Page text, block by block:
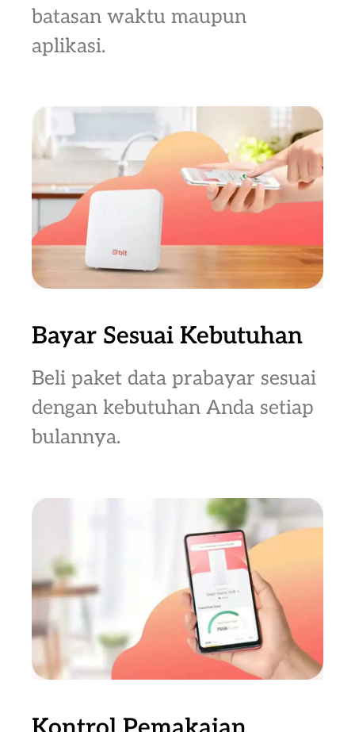
batasan waktu maupun
aplikasi.
Bayar Sesuai Kebutuhan
Beli paket data prabayar sesuai
dengan kebutuhan Anda setiap
bulannya.